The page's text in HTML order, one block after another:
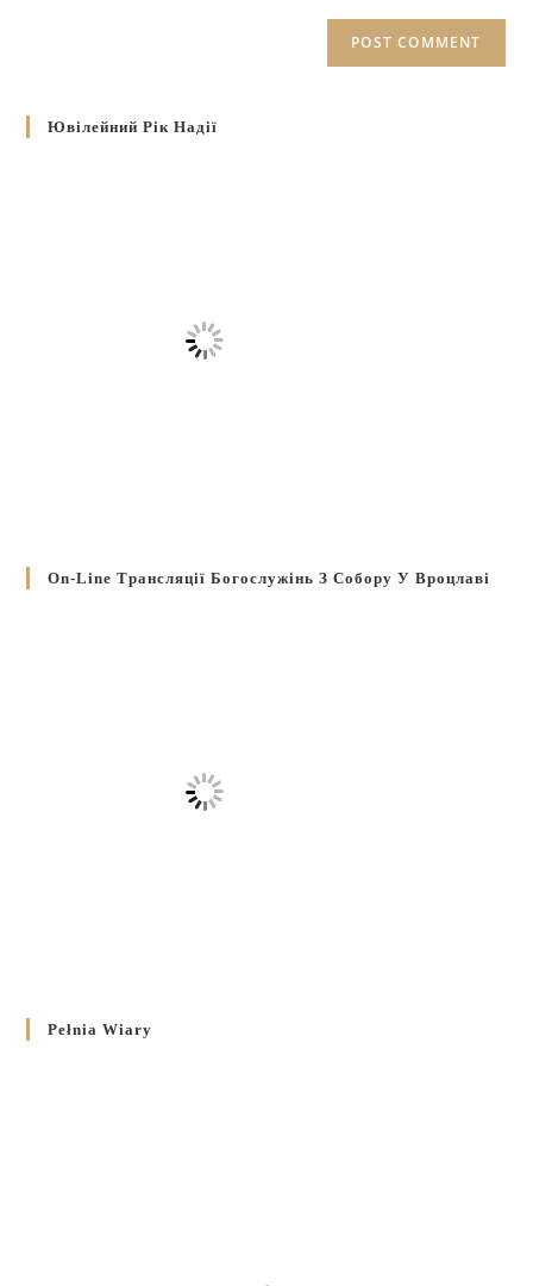
Ювілейний Рік Надії
On-Line Трансляції Богослужінь З Собору У Вроцлаві
Pełnia Wiary